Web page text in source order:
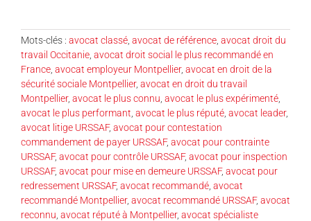
Mots-clés : avocat classé avocat de référence avocat droit du
travail Occitanie avocat droit social le plus recommandé en
France avocat employeur Montpellier, avocat en droit de la
sécurité sociale Montpellier, avocat en droit du travail
Montpellier, avocat le plus connu avocat le plus expérimenté
avocat le plus performant avocat le plus réputé avocat leader,
avocat litige URSSAF, avocat pour contestation
commandement de payer URSSAF, avocat pour contrainte
URSSAF, avocat pour contrôle URSSAF, avocat pour inspection
URSSAF, avocat pour mise en demeure URSSAF, avocat pour
redressement URSSAF, avocat recommandé avocat
recommandé Montpellier, avocat recommandé URSSAF, avocat
reconnu avocat réputé à Montpellier, avocat spécialiste